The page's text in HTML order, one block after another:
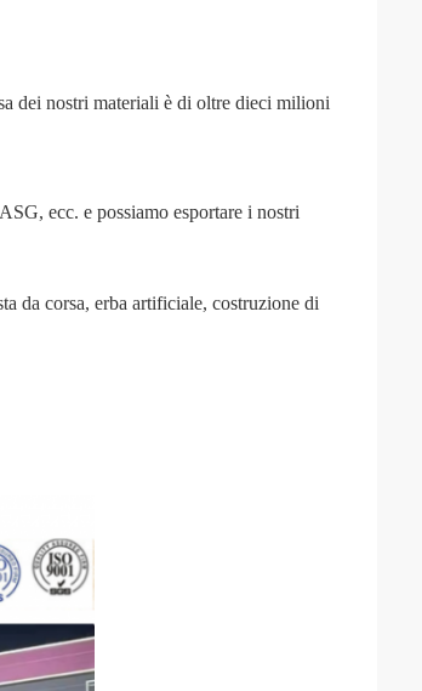
dei nostri materiali è di oltre dieci milioni
ecc. e possiamo esportare i nostri
da corsa, erba artificiale, costruzione di